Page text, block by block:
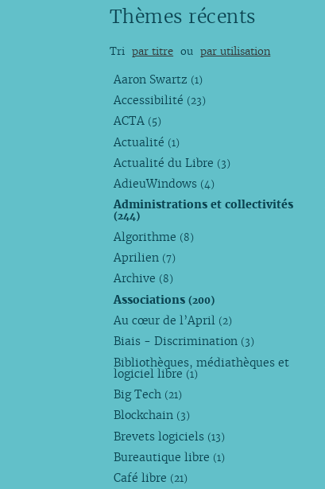
Thèmes récents
Tri par titre ou par utilisation
Aaron Swartz (1)
Accessibilité (23)
ACTA (5)
Actualité (1)
Actualité du Libre (3)
AdieuWindows (4)
Administrations et collectivités
(244)
Algorithme (8)
Aprilien (7)
Archive (8)
Associations(200)
Au cœur de l’April (2)
Biais - Discrimination (3)
Bibliothèques, médiathèques et
logiciel libre (1)
Big Tech (21)
Blockchain (3)
Brevets logiciels (13)
Bureautique libre (1)
Café libre (21)